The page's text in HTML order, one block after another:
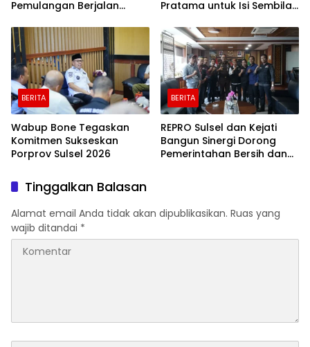
Pemulangan Berjalan
Pratama untuk Isi Sembilan
BERITA
Wabup Bone Tegaskan
Komitmen Sukseskan
Porprov Sulsel 2026
BERITA
REPRO Sulsel dan Kejati
Bangun Sinergi Dorong
Pemerintahan Bersih dan
Tinggalkan Balasan
Alamat email Anda tidak akan dipublikasikan. Ruas yang
wajib ditandai *